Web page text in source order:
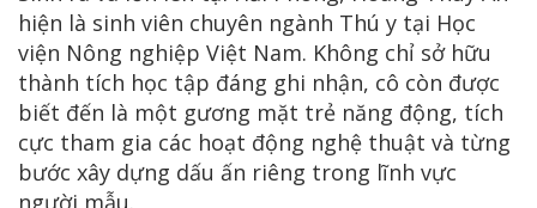
hiện là sinh viên chuyên ngành Thú y tại Học
viện Nông nghiệp Việt Nam. Không chỉ sở hữu
thành tích học tập đáng ghi nhận, cô còn được
biết đến là một gương mặt trẻ năng động, tích
cực tham gia các hoạt động nghệ thuật và từng
bước xây dựng dấu ấn riêng trong lĩnh vực